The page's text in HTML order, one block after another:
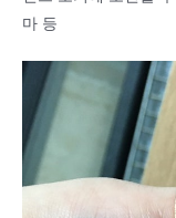
마 등